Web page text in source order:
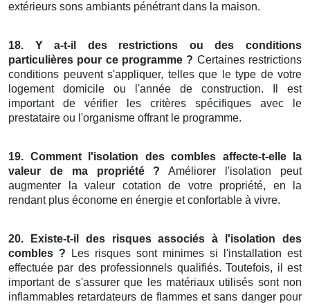
extérieurs sons ambiants pénétrant dans la maison.
18. Y a-t-il des restrictions ou des conditions
particulières pour ce programme ? Certaines restrictions
conditions peuvent s'appliquer, telles que le type de votre
logement domicile ou l'année de construction. Il est
important de vérifier les critères spécifiques avec le
prestataire ou l'organisme offrant le programme.
19. Comment l'isolation des combles affecte-t-elle la
valeur de ma propriété ? Améliorer l'isolation peut
augmenter la valeur cotation de votre propriété, en la
rendant plus économe en énergie et confortable à vivre.
20. Existe-t-il des risques associés à l'isolation des
combles ? Les risques sont minimes si l'installation est
effectuée par des professionnels qualifiés. Toutefois, il est
important de s'assurer que les matériaux utilisés sont non
inflammables retardateurs de flammes et sans danger pour